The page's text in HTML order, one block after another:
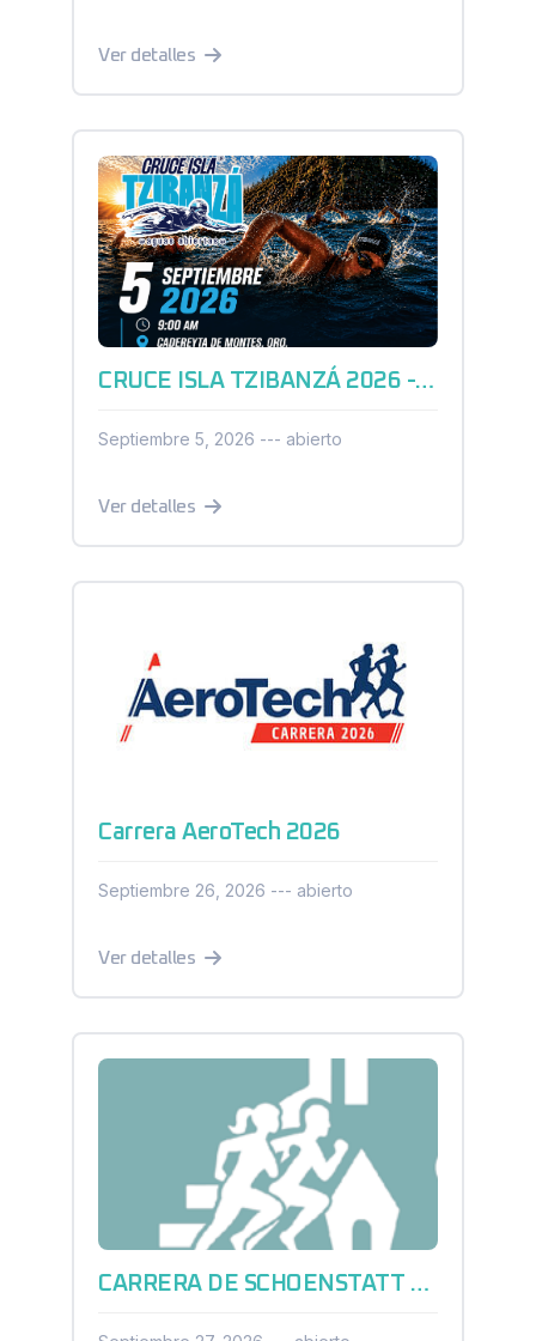
Ver detalles
CRUCE ISLA TZIBANZÁ 2026 - AGUAS ABIERTAS
Septiembre 5, 2026 --- abierto
Ver detalles
Carrera AeroTech 2026
Septiembre 26, 2026 --- abierto
Ver detalles
CARRERA DE SCHOENSTATT QUERÉTARO 2026